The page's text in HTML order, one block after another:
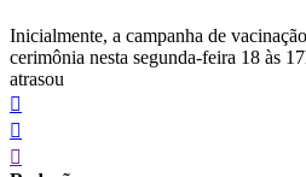
Inicialmente, a campanha de
cerimônia nesta segunda-feira 18 às
atrasou